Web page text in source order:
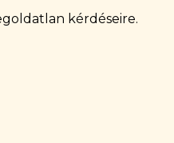
kérdéseire.